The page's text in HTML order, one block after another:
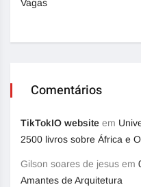
Vagas
Comentários
TikTokIO website em
2500 livros sobre África e
Gilson soares de jesus em
Amantes de Arquitetura